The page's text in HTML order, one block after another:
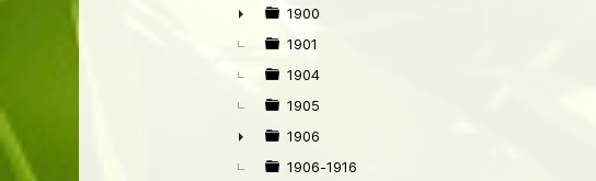
►
1900
1901
1904
1905
►
1906
1906-1916